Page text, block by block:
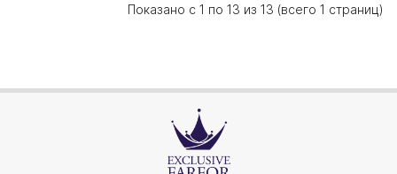
Показано с 1 по 13 из 13 (всего 1 страниц)